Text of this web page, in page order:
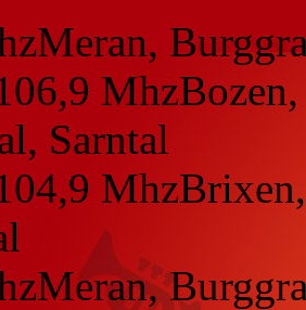
Meran,
Mhz
Sarntal
Mhz
Meran,